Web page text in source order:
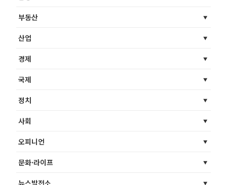
부동산
산업
경제
국제
정치
사회
오피니언
문화·라이프